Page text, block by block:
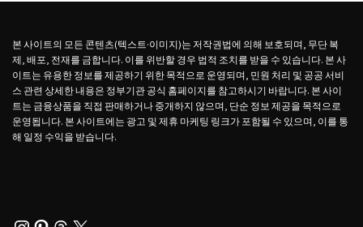
본 사이트의 모든 콘텐츠(텍스트·이미지)는 저작권법에 의해 보호되며, 무단 복
제, 배포, 전재를 금합니다. 이를 위반할 경우 법적 조치를 받을 수 있습니다. 본 사
이트는 유용한 정보를 제공하기 위한 목적으로 운영되며, 민원 처리 및 공공 서비
스 관련 상세한 내용은 정부기관 공식 홈페이지를 참고하시기 바랍니다. 본 사이
트는 금융상품을 직접 판매하거나 중개하지 않으며, 단순 정보 제공을 목적으로
운영됩니다. 본 사이트에는 광고 및 제휴 마케팅 링크가 포함될 수 있으며, 이를 통
해 일정 수익을 받습니다.